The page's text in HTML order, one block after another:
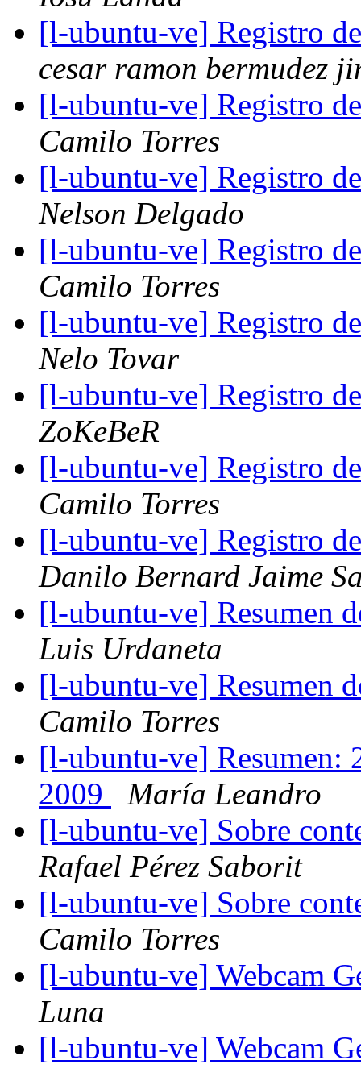
[l-ubuntu-ve] Registro
cesar ramon bermudez
[l-ubuntu-ve] Registro
Camilo Torres
[l-ubuntu-ve] Registro
Nelson Delgado
[l-ubuntu-ve] Registro
Camilo Torres
[l-ubuntu-ve] Registro
Nelo Tovar
[l-ubuntu-ve] Registro
ZoKeBeR
[l-ubuntu-ve] Registro
Camilo Torres
[l-ubuntu-ve] Registro
Danilo Bernard Jaime
[l-ubuntu-ve] Resumen
Luis Urdaneta
[l-ubuntu-ve] Resumen
Camilo Torres
[l-ubuntu-ve] Resumen:
2009
María Leandro
[l-ubuntu-ve] Sobre
Rafael Pérez Saborit
[l-ubuntu-ve] Sobre
Camilo Torres
[l-ubuntu-ve] Webcam
Luna
[l-ubuntu-ve] Webcam